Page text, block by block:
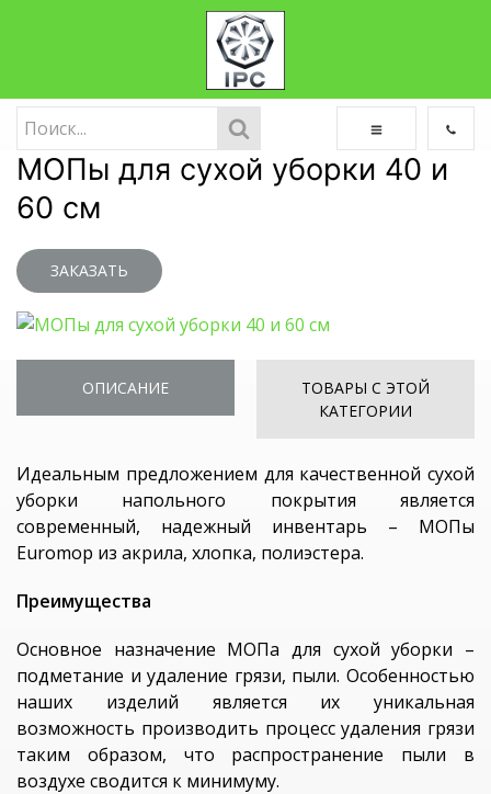
МОПы для сухой уборки 40 и
60 см
ЗАКАЗАТЬ
ОПИСАНИЕ
ТОВАРЫ С ЭТОЙ
КАТЕГОРИИ
Идеальным предложением для качественной сухой
уборки напольного покрытия является
современный, надежный инвентарь – МОПы
Euromop из акрила, хлопка, полиэстера.
Преимущества
Основное назначение МОПа для сухой уборки –
подметание и удаление грязи, пыли. Особенностью
наших изделий является их уникальная
возможность производить процесс удаления грязи
таким образом, что распространение пыли в
воздухе сводится к минимуму.